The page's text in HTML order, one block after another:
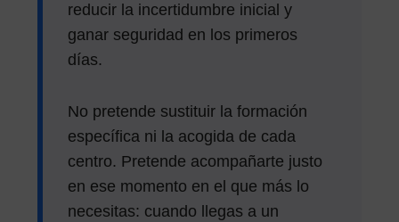
reducir la incertidumbre inicial y
ganar seguridad en los primeros
días.
No pretende sustituir la formación
específica ni la acogida de cada
centro. Pretende acompañarte justo
en ese momento en el que más lo
necesitas: cuando llegas a un